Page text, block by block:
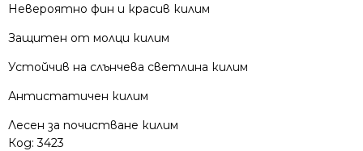
Невероятно фин и красив килим
Защитен от молци килим
Устойчив на слънчева светлина килим
Антистатичен килим
Лесен за почистване килим
Код:3423